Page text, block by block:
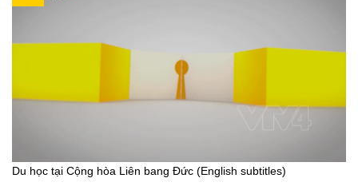
Du học tại Cộng hòa Liên bang Đức (English subtitles)